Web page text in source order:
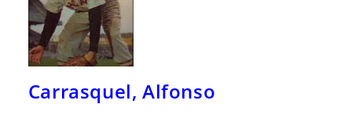
Carrasquel, Alfonso